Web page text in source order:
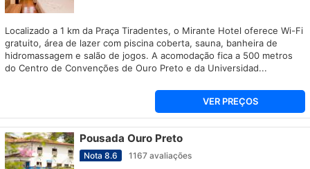
Localizado a 1 km da Praça Tiradentes, o Mirante Hotel oferece Wi-Fi
gratuito, área de lazer com piscina coberta, sauna, banheira de
hidromassagem e salão de jogos. A acomodação fica a 500 metros
do Centro de Convenções de Ouro Preto e da Universidad...
VER PREÇOS
Pousada Ouro Preto
Nota 8.6 1167 avaliações